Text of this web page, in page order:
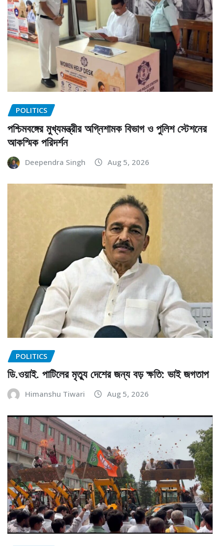
POLITICS
পশ্চিমবঙ্গের মুখ্যমন্ত্রীর অগ্নিশামক বিভাগ ও পুলিশ স্টেশনের
আকস্মিক পরিদর্শন
Deependra Singh Aug 5, 2026
POLITICS
ডি.ওয়াই. পাটিলের মৃত্যু দেশের জন্য বড় ক্ষতি: ভাই জগতাপ
Himanshu Tiwari Aug 5, 2026